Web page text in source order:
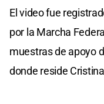
El video fue
por la Marcha
muestras de apoyo
donde reside